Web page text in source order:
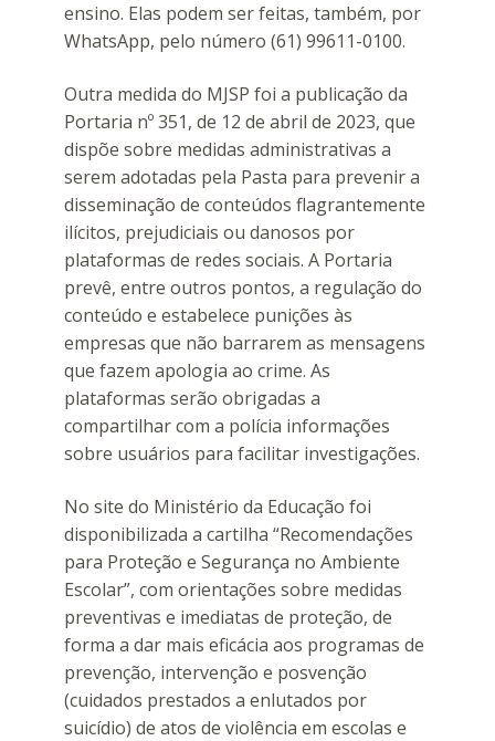
ensino. Elas podem ser feitas, também, por
WhatsApp, pelo número (61) 99611-0100.
Outra medida do MJSP foi a publicação da
Portaria nº 351, de 12 de abril de 2023, que
dispõe sobre medidas administrativas a
serem adotadas pela Pasta para prevenir a
disseminação de conteúdos flagrantemente
ilícitos, prejudiciais ou danosos por
plataformas de redes sociais. A Portaria
prevê, entre outros pontos, a regulação do
conteúdo e estabelece punições às
empresas que não barrarem as mensagens
que fazem apologia ao crime. As
plataformas serão obrigadas a
compartilhar com a polícia informações
sobre usuários para facilitar investigações.
No site do Ministério da Educação foi
disponibilizada a cartilha “Recomendações
para Proteção e Segurança no Ambiente
Escolar”, com orientações sobre medidas
preventivas e imediatas de proteção, de
forma a dar mais eficácia aos programas de
prevenção, intervenção e posvenção
(cuidados prestados a enlutados por
suicídio) de atos de violência em escolas e